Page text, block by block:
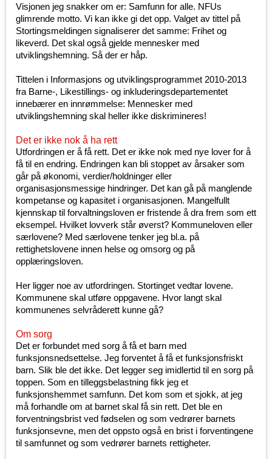
Visjonen jeg snakker om er: Samfunn for alle. NFUs
glimrende motto. Vi kan ikke gi det opp. Valget av tittel på
Stortingsmeldingen signaliserer det samme: Frihet og
likeverd. Det skal også gjelde mennesker med
utviklingshemning. Så der er håp.
Tittelen i Informasjons og utviklingsprogrammet 2010-2013
fra Barne-, Likestillings- og inkluderingsdepartementet
innebærer en innrømmelse: Mennesker med
utviklingshemning skal heller ikke diskrimineres!
Det er ikke nok å ha rett
Utfordringen er å få rett. Det er ikke nok med nye lover for å
få til en endring. Endringen kan bli stoppet av årsaker som
går på økonomi, verdier/holdninger eller
organisasjonsmessige hindringer. Det kan gå på manglende
kompetanse og kapasitet i organisasjonen. Mangelfullt
kjennskap til forvaltningsloven er fristende å dra frem som ett
eksempel. Hvilket lovverk står øverst? Kommuneloven eller
særlovene? Med særlovene tenker jeg bl.a. på
rettighetslovene innen helse og omsorg og på
opplæringsloven.
Her ligger noe av utfordringen. Stortinget vedtar lovene.
Kommunene skal utføre oppgavene. Hvor langt skal
kommunenes selvråderett kunne gå?
Om sorg
Det er forbundet med sorg å få et barn med
funksjonsnedsettelse. Jeg forventet å få et funksjonsfriskt
barn. Slik ble det ikke. Det legger seg imidlertid til en sorg på
toppen. Som en tilleggsbelastning fikk jeg et
funksjonshemmet samfunn. Det kom som et sjokk, at jeg
må forhandle om at barnet skal få sin rett. Det ble en
forventningsbrist ved fødselen og som vedrører barnets
funksjonsevne, men det oppsto også en brist i forventingene
til samfunnet og som vedrører barnets rettigheter.